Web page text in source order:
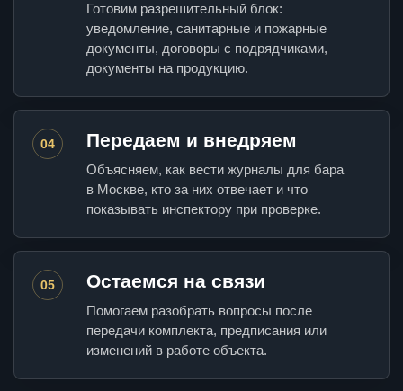
Готовим разрешительный блок:
уведомление, санитарные и пожарные
документы, договоры с подрядчиками,
документы на продукцию.
04 Передаем и внедряем
Объясняем, как вести журналы для бара
в Москве, кто за них отвечает и что
показывать инспектору при проверке.
05 Остаемся на связи
Помогаем разобрать вопросы после
передачи комплекта, предписания или
изменений в работе объекта.